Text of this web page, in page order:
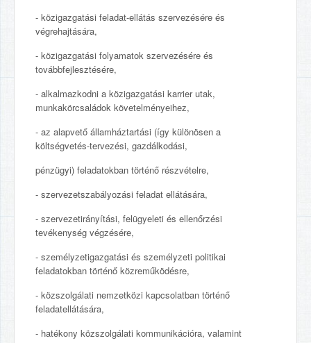
- közigazgatási feladat-ellátás szervezésére és
végrehajtására,
- közigazgatási folyamatok szervezésére és
továbbfejlesztésére,
- alkalmazkodni a közigazgatási karrier utak,
munkakörcsaládok követelményeihez,
- az alapvető államháztartási (így különösen a
költségvetés-tervezési, gazdálkodási,
pénzügyi) feladatokban történő részvételre,
- szervezetszabályozási feladat ellátására,
- szervezetirányítási, felügyeleti és ellenőrzési
tevékenység végzésére,
- személyzetigazgatási és személyzeti politikai
feladatokban történő közreműködésre,
- közszolgálati nemzetközi kapcsolatban történő
feladatellátására,
- hatékony közszolgálati kommunikációra, valamint